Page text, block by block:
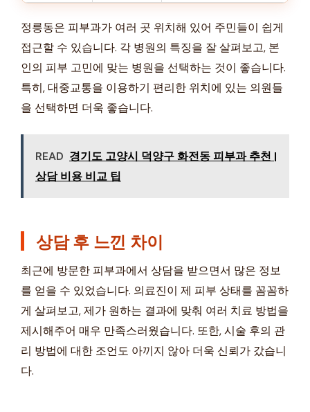
정릉동은 피부과가 여러 곳 위치해 있어 주민들이 쉽게
접근할 수 있습니다. 각 병원의 특징을 잘 살펴보고, 본
인의 피부 고민에 맞는 병원을 선택하는 것이 좋습니다.
특히, 대중교통을 이용하기 편리한 위치에 있는 의원들
을 선택하면 더욱 좋습니다.
READ 경기도 고양시 덕양구 화전동 피부과 추천 |
상담 비용 비교 팁
상담 후 느낀 차이
최근에 방문한 피부과에서 상담을 받으면서 많은 정보
를 얻을 수 있었습니다. 의료진이 제 피부 상태를 꼼꼼하
게 살펴보고, 제가 원하는 결과에 맞춰 여러 치료 방법을
제시해주어 매우 만족스러웠습니다. 또한, 시술 후의 관
리 방법에 대한 조언도 아끼지 않아 더욱 신뢰가 갔습니
다.